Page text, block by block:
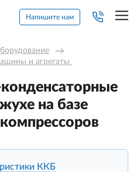
Напишите нам
→
и агрегаты
на базе
ККБ